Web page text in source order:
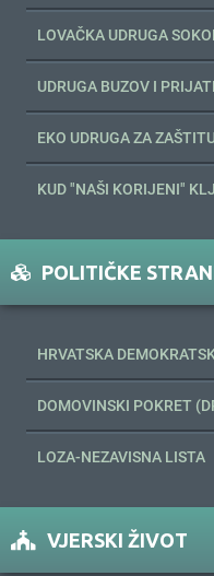
LOVAČKA UDRUGA
UDRUGA BUZOV I
EKO UDRUGA ZA
KUD "NAŠI KORIJENI"
POLITIČKE
HRVATSKA
DOMOVINSKI POKRET
LOZA-NEZAVISNA LISTA
VJERSKI ŽIVOT